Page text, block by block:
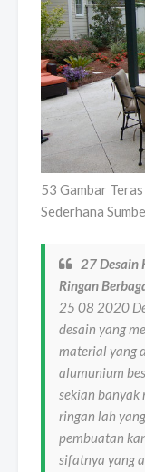
53 Gambar
Sederhana
27 Desain
Ringan
25 08 2020
desain yang
material yang
alumunium
sekian banyak
ringan lah
pembuatan
sifatnya yang